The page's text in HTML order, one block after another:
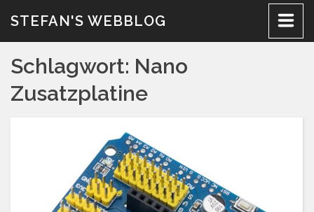
InhaltSTEFAN'S WEBBLOG
Schlagwort: Nano
Zusatzplatine